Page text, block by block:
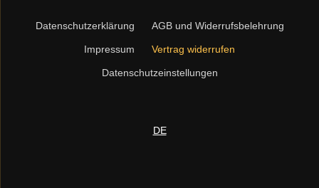
Navigation
Datenschutzerklärung AGB und Widerrufsbelehrung
Impressum Vertrag widerrufen
Datenschutzeinstellungen
DE